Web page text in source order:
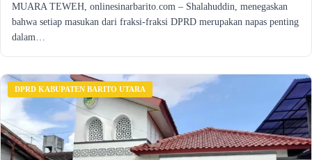
MUARA TEWEH, onlinesinarbarito.com – Shalahuddin, menegaskan
bahwa setiap masukan dari fraksi-fraksi DPRD merupakan napas penting
dalam…
DPRD KABUPATEN BARITO UTARA